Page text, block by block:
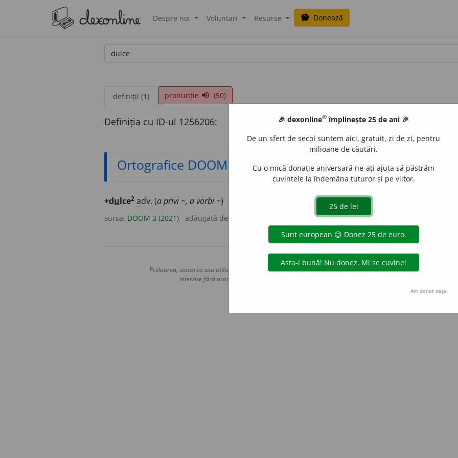
Despre noi Voluntari Resurse savings Donează
definiții (1) pronunție volume_up (50)
Definiția cu ID-ul 1256206:
Ortografice DOOM
+dulce2 adv. (a privi ~, a vorbi ~)
sursa: DOOM 3 (2021) adăugată de
Copyright © 2004-2026 dexonline (https://dexonline.ro)
Preluarea, stocarea sau utilizarea datelor de pe acest site, inclusiv prin orice metode de extragere automată
interzise fără acordul nostru prealabil scris, cu excepția seturilor de date oferite oficial spre utilizare
Hosterion
🎉 dexonline® împlinește 25 de ani 🎉
De un sfert de secol suntem aici, gratuit, zi de zi, pentru
milioane de căutări.
Cu o mică donație aniversară ne-ați ajuta să păstrăm
cuvintele la îndemâna tuturor și pe viitor.
Am donat deja.